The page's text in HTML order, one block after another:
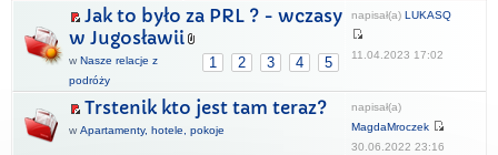
Jak to było za PRL ? - wczasy
w Jugosławii
1 2 3 4 5
w Nasze relacje z
podróży
napisał(a) LUKASQ
11.04.2023 17:02
Trstenik kto jest tam teraz?
w Apartamenty, hotele, pokoje
napisał(a)
MagdaMroczek
30.06.2022 23:16